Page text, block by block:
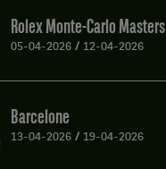
Rolex Monte-Carlo Masters
05-04-2026 / 12-04-2026
Barcelone
13-04-2026 / 19-04-2026